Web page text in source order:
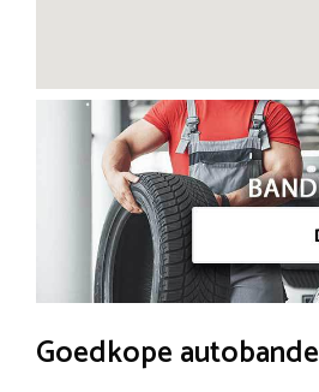
Goedkope